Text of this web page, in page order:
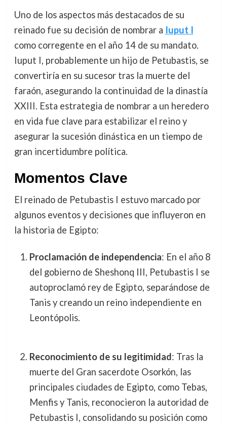
Uno de los aspectos más destacados de su
reinado fue su decisión de nombrar a Iuput I
como corregente en el año 14 de su mandato.
Iuput I, probablemente un hijo de Petubastis, se
convertiría en su sucesor tras la muerte del
faraón, asegurando la continuidad de la dinastía
XXIII. Esta estrategia de nombrar a un heredero
en vida fue clave para estabilizar el reino y
asegurar la sucesión dinástica en un tiempo de
gran incertidumbre política.
Momentos Clave
El reinado de Petubastis I estuvo marcado por
algunos eventos y decisiones que influyeron en
la historia de Egipto:
Proclamación de independencia: En el año 8
del gobierno de Sheshonq III, Petubastis I se
autoproclamó rey de Egipto, separándose de
Tanis y creando un reino independiente en
Leontópolis.
Reconocimiento de su legitimidad: Tras la
muerte del Gran sacerdote Osorkón, las
principales ciudades de Egipto, como Tebas,
Menfis y Tanis, reconocieron la autoridad de
Petubastis I, consolidando su posición como